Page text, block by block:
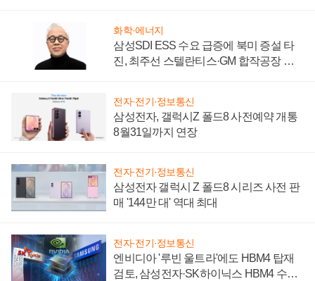
화학·에너지
삼성SDI ESS 수요 급증에 북미 증설 타
진, 최주선 스텔란티스·GM 합작공장 건
전자·전기·정보통신
삼성전자, 갤럭시Z 폴드8 사전예약 개통
8월31일까지 연장
전자·전기·정보통신
삼성전자 갤럭시 Z 폴드8 시리즈 사전 판
매 '144만 대' 역대 최대
전자·전기·정보통신
엔비디아 '루빈 울트라'에도 HBM4 탑재
검토, 삼성전자·SK하이닉스 HBM4 수율